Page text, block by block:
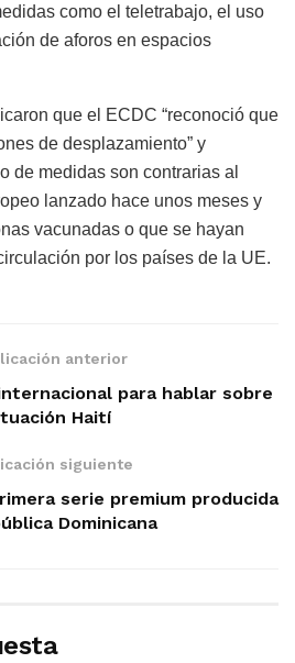
como el teletrabajo, el uso
de aforos en espacios
que el ECDC “reconoció que
de desplazamiento” y
de medidas son contrarias al
lanzado hace unos meses y
vacunadas o que se hayan
por los países de la UE.
anterior
para hablar sobre
Haití
siguiente
serie premium producida
Dominicana